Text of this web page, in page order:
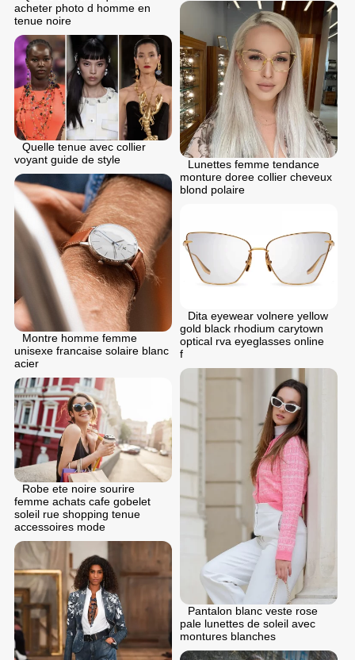
acheter photo d homme en
tenue noire
Lunettes femme tendance
monture doree collier cheveux
blond polaire
Quelle tenue avec collier
voyant guide de style
Montre homme femme
unisexe francaise solaire blanc
acier
Dita eyewear volnere yellow
gold black rhodium carytown
optical rva eyeglasses online
f
Pantalon blanc veste rose
pale lunettes de soleil avec
montures blanches
Robe ete noire sourire
femme achats cafe gobelet
soleil rue shopping tenue
accessoires mode